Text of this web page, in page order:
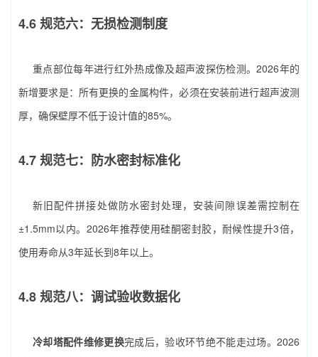
4.6 规范六：无损检测制度
重点部位每年进行红外热成像及超声波探伤检测。2026年的
新增要求是：所有更换的金属构件，必须在安装前进行超声波测
厚，确保壁厚不低于设计值的85%。
4.7 规范七：防水密封标准化
新旧配件拼接处做防水密封处理，安装间隙误差需控制在
±1.5mm以内。2026年推荐使用硅酮密封胶，耐候性提升3倍，
使用寿命从3年延长到8年以上。
4.8 规范八：调试验收数据化
冷却塔配件维修更换完成后，验收环节绝不能走过场。2026